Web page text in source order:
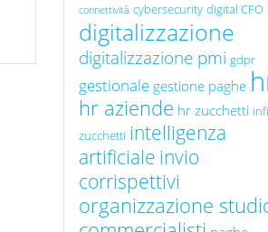
connettività cybersecurity digital CFO
digitalizzazione
digitalizzazione pmi gdpr
gestionale gestione paghe
hr aziende hr zucchetti
zucchetti intelligenza
artificiale invio
corrispettivi
organizzazione